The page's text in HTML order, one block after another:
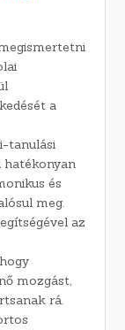
a
tanulási
hatékonyan
és
meg.
az
mozgást,
rá.